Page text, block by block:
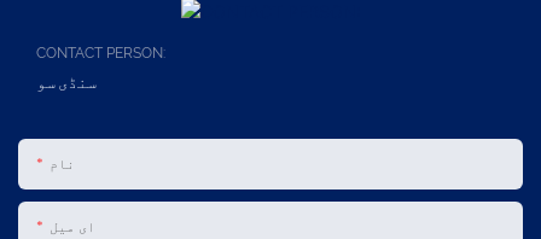
CONTACT PERSON:
سنڈی سو
نام
ای میل